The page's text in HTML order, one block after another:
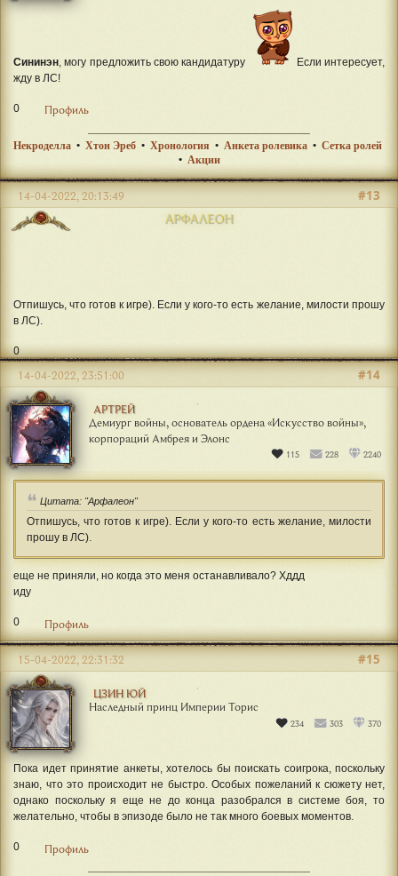
Сининэн , могу предложить свою кандидатуру
Если интересует,
жду в ЛС!
0 Профиль
Некроделла • Хтон Эреб • Хронология • Анкета ролевика • Сетка ролей
• Акции
АРФАЛЕОН
#13
14-04-2022, 20:13:49
Отпишусь, что готов к игре). Если у кого-то есть желание, милости прошу
в ЛС).
0
АРТРЕЙ
Демиург войны, основатель ордена «Искусство войны»,
корпораций Амбрея и Элонс
115 228 2240
#14
14-04-2022, 23:51:00
Цитата: "Арфалеон"
Отпишусь, что готов к игре). Если у кого-то есть желание, милости
прошу в ЛС).
еще не приняли, но когда это меня останавливало? Хддд
иду
0 Профиль
ЦЗИН ЮЙ
Наследный принц Империи Торис
234 303 370
#15
15-04-2022, 22:31:32
Пока идет принятие анкеты, хотелось бы поискать соигрока, поскольку
знаю, что это происходит не быстро. Особых пожеланий к сюжету нет,
однако поскольку я еще не до конца разобрался в системе боя, то
желательно, чтобы в эпизоде было не так много боевых моментов.
0 Профиль